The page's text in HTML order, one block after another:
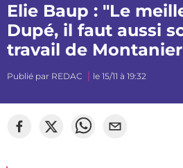
Elie Baup : "Le
Dupé, il faut aussi
travail de
Publié par REDAC le 15/11 à 19:32